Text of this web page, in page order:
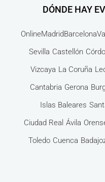
DÓNDE HAY
OnlineMadridBarcelona
Sevilla Castellón
Vizcaya La Coruña
Cantabria Gerona
Islas Baleares
Ciudad Real Ávila
Toledo Cuenca